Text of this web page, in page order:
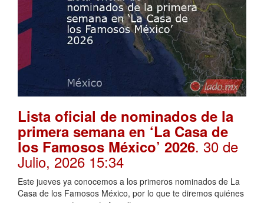
Lista oficial de nominados de la
primera semana en ‘La Casa de
los Famosos México’ 2026. 30 de
Julio, 2026 15:34
Este jueves ya conocemos a los primeros nominados de La
Casa de los Famosos México, por lo que te diremos quiénes